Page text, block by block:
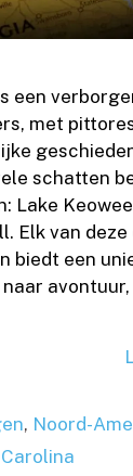
een
met
schatten
Lake
Elk van deze
biedt een
naar
, Noord-